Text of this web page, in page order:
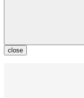
close